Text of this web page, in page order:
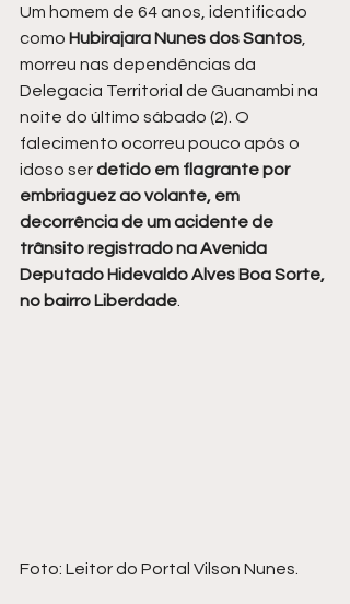
Um homem de 64 anos, identificado
como Hubirajara Nunes dos Santos
morreu nas dependências da
Delegacia Territorial de Guanambi na
noite do último sábado (2). O
falecimento ocorreu pouco após o
idoso ser detido em flagrante por
embriaguez ao volante, em
decorrência de um acidente de
trânsito registrado na Avenida
Deputado Hidevaldo Alves Boa Sorte,
no bairro Liberdade
Foto: Leitor do Portal Vilson Nunes.